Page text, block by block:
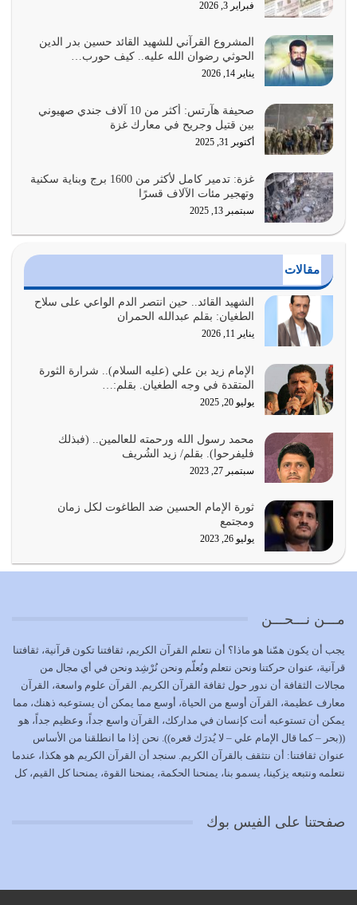
وأعرض نفسك، وأعرض ما لديك على…
يوليو 27, 2026
عندما يكون عدوك هو عدو الله معناه أن تكون نقاط الضعف
فيه كثيرة وسينصرك الله عليه إذا…
يوليو 26, 2026
أراد الله لهذه الأمة ان تكون خير امة أخرجت للناس بالنهوض
بالأمر بالمعروف والنهي عن…
يوليو 25, 2026
الدين الذي شرعه الله لا يجوز أن يخضع لآرائنا وأهوائنا
أي أمة تتفرق في الدين وتتفرق في كيانها معناه أنها أصبحت
أمة عاجزة عن النهوض…
يوليو 23, 2026
بحبل الله جميعاً وليس كل…
يوليو 22, 2026
يشاء ويذل من يشاء
يوليو 21, 2026
كل زمان…
يوليو 19, 2026
الوظيفة عبارة عن مسؤولية يجب النهوض بها كما ينبغي لكي
وَالْمُنْفِقِينَ…
يوليو 17, 2026
الاعتصام بحبل الله أمر إلهي للمؤمنين وهو بمثابة سبب بينهم
وبين الله يترتب عليه النصر…
يوليو 16, 2026
إما أن نحاول أن نكون من أولياء الله فيتم على أيدينا ضرب
يوليو 15, 2026
فبراير 3, 2026
المشروع القرآني للشهيد القائد حسين بدر الدين
الحوثي رضوان الله عليه.. كيف حورب…
يناير 14, 2026
صحيفة هآرتس: أكثر من 10 آلاف جندي صهيوني
بين قتيل وجريح في معارك غزة
أكتوبر 31, 2025
غزة: تدمير كامل لأكثر من 1600 برج وبناية سكنية
وتهجير مئات الآلاف قسرًا
سبتمبر 13, 2025
مقالات
الشهيد القائد.. حين انتصر الدم الواعي على سلاح
الطغيان: بقلم عبدالله الحمران
يناير 11, 2026
الإمام زيد بن علي (عليه السلام).. شرارة الثورة
المتقدة في وجه الطغيان. بقلم:…
يوليو 20, 2025
محمد رسول الله ورحمته للعالمين.. (فبذلك
فليفرحوا). بقلم/ زيد الشُريف
سبتمبر 27, 2023
ثورة الإمام الحسين ضد الطاغوت لكل زمان
ومجتمع
يوليو 26, 2023
مـــن نـــحـــن
يجب أن يكون همّنا هو ماذا؟ أن نتعلم القرآن الكريم، ثقافتنا تكون قرآنية، ثقافتنا
قرآنية، عنوان حركتنا ونحن نتعلم ونُعلّم ونحن نُرْشِد ونحن في أي مجال من
مجالات الثقافة أن ندور حول ثقافة القرآن الكريم. القرآن علوم واسعة، القرآن
معارف عظيمة، القرآن أوسع من الحياة، أوسع مما يمكن أن يستوعبه ذهنك، مما
يمكن أن تستوعبه أنت كإنسان في مداركك، القرآن واسع جداً، وعظيم جداً، هو
((بحر – كما قال الإمام علي – لا يُدرَك قعره)). نحن إذا ما انطلقنا من الأساس
عنوان ثقافتنا: أن نتثقف بالقرآن الكريم. سنجد أن القرآن الكريم هو هكذا، عندما
نتعلمه ونتبعه يزكينا، يسمو بنا، يمنحنا الحكمة، يمنحنا القوة، يمنحنا كل القيم، كل
بمستوى أن نثقف الآخرين بالقرآن الكريم، وأن نتثقف بثقافة القرآن الكريم
صفحتنا على الفيس بوك